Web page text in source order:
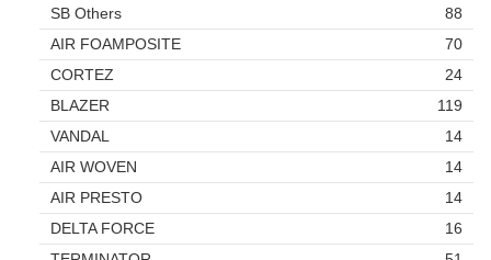
SB Others
88
AIR FOAMPOSITE
70
CORTEZ
24
BLAZER
119
VANDAL
14
AIR WOVEN
14
AIR PRESTO
14
DELTA FORCE
16